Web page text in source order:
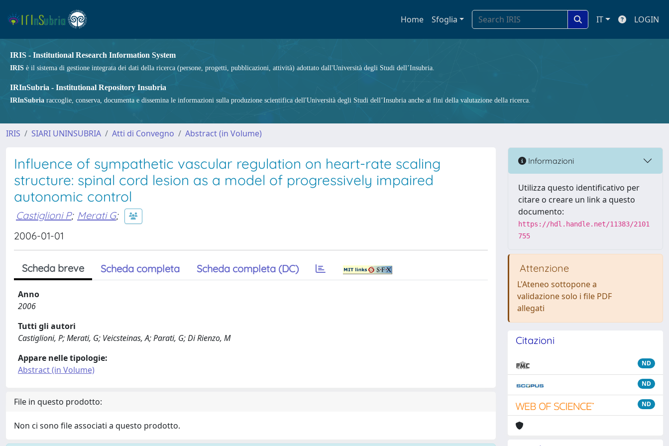
Home Sfoglia IT LOGIN
IRIS - Institutional Research Information System
IRIS è il sistema di gestione integrata dei dati della ricerca (persone, progetti, pubblicazioni, attività) adottato dall'Università degli Studi dell’Insubria.
IRInSubria - Institutional Repository Insubria
IRInSubria raccoglie, conserva, documenta e dissemina le informazioni sulla produzione scientifica dell'Università degli Studi dell’Insubria anche ai fini della valutazione della ricerca.
IRIS SIARI UNINSUBRIA Atti di Convegno Abstract (in Volume)
Influence of sympathetic vascular regulation on heart-rate scaling
structure: spinal cord lesion as a model of progressively impaired
autonomic control
Castiglioni P; Merati G;
2006-01-01
Scheda breve Scheda completa Scheda completa (DC)
Anno
2006
Tutti gli autori
Castiglioni, P; Merati, G; Veicsteinas, A; Parati, G; Di Rienzo, M
Appare nelle tipologie:
Abstract (in Volume)
File in questo prodotto:
Non ci sono file associati a questo prodotto.
Informazioni
Utilizza questo identificativo per
citare o creare un link a questo
documento:
https://hdl.handle.net/11383/2101
755
Attenzione
L'Ateneo sottopone a
validazione solo i file PDF
allegati
Citazioni
ND
ND
ND